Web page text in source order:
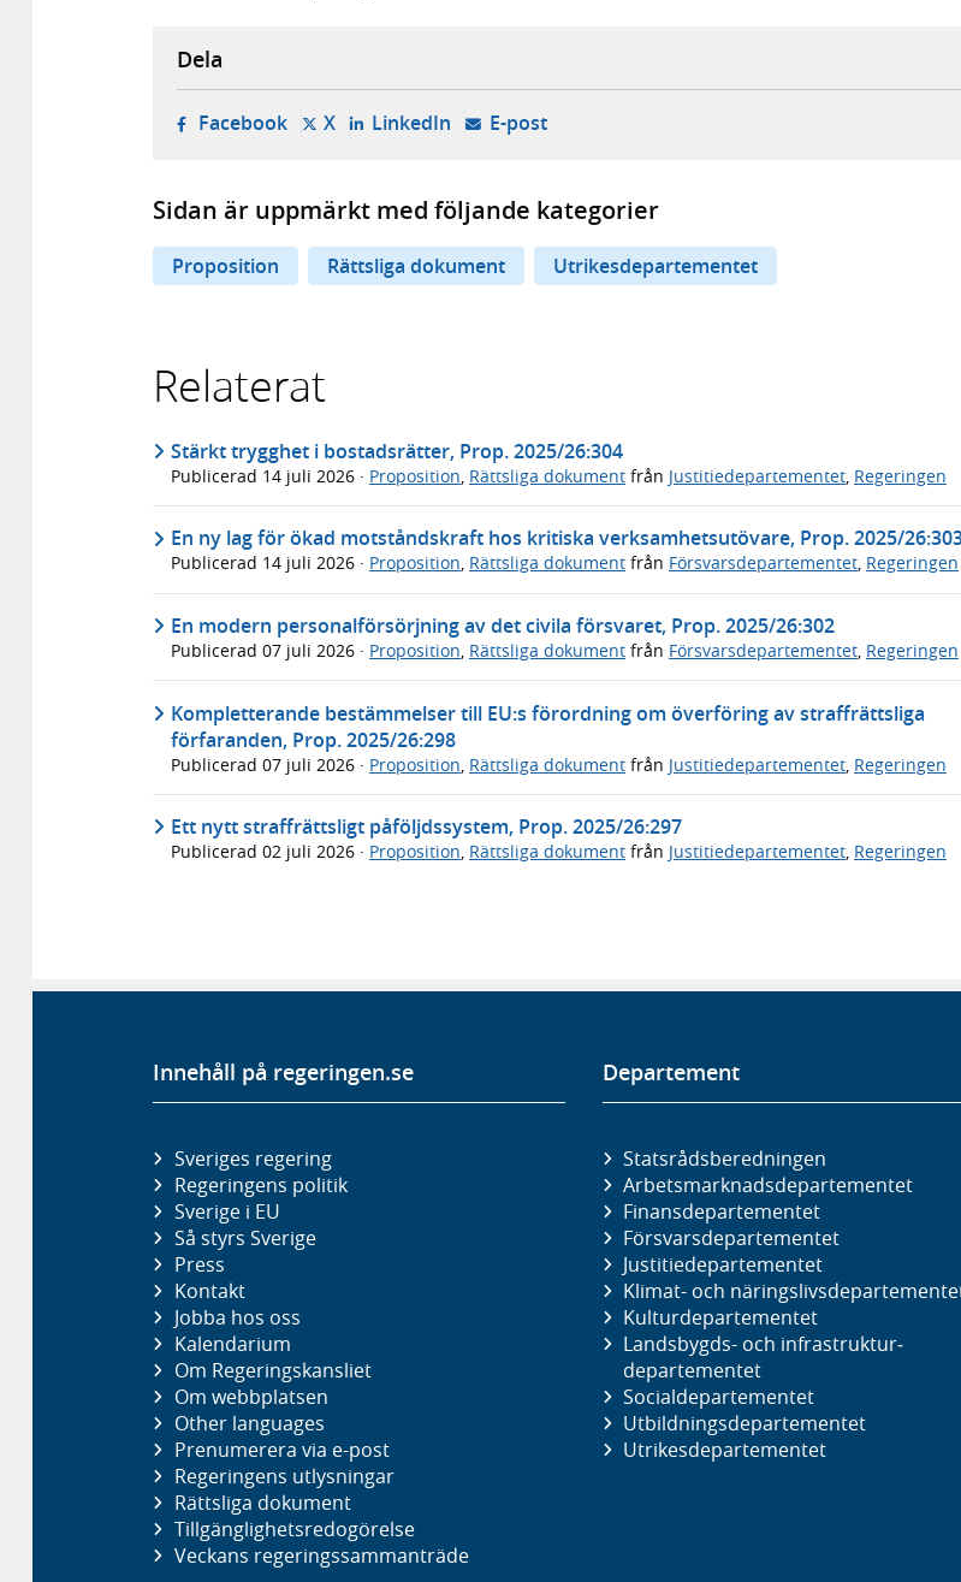
Dela
Facebook- öppnas i ny flik, extern webbplats,
X- öppnas i ny flik, extern webbplats,
LinkedIn- öppnas i ny flik, extern webbplats,
E-post- öppnar din e-postklient,
Sidan är uppmärkt med följande kategorier
Proposition Rättsliga dokument Utrikesdepartementet
Relaterat
Stärkt trygghet i bostadsrätter, Prop. 2025/26:304
Publicerad 14 juli 2026 · Proposition Rättsliga dokument från Justitiedepartementet Regeringen
En ny lag för ökad motståndskraft hos kritiska verksamhetsutövare, Prop. 2025/
Publicerad 14 juli 2026 · Proposition, Rättsliga dokument från Försvarsdepartementet, Regeringen
En modern personalförsörjning av det civila försvaret, Prop. 2025/26:302
Publicerad 07 juli 2026 · Proposition, Rättsliga dokument från Försvarsdepartementet, Regeringen
Kompletterande bestämmelser till EU:s förordning om överföring av straffrättsliga
förfaranden, Prop. 2025/26:298
Publicerad 07 juli 2026 · Proposition Rättsliga dokument från Justitiedepartementet Regeringen
Ett nytt straffrättsligt påföljdssystem, Prop. 2025/26:297
Publicerad 02 juli 2026 · Proposition, Rättsliga dokument från Justitiedepartementet, Regeringen
Innehåll på regeringen.se
Sveriges regering
Regeringens politik
Sverige i EU
Så styrs Sverige
Press
Kontakt
Jobba hos oss
Kalendarium
Om Regeringskansliet
Om webbplatsen
Other languages
Prenumerera via e-post
Regeringens utlysningar
Rättsliga dokument
Tillgänglighetsredogörelse
Veckans regeringssammanträde
Departement
Statsrådsberedningen
Arbetsmarknads­departementet
Finans­departementet
Försvars­departementet
Justitie­departementet
Klimat- och
Kultur­departementet
Landsbygds- och infrastruktur­
departementet
Social­departementet
Utbildnings­departementet
Utrikes­departementet